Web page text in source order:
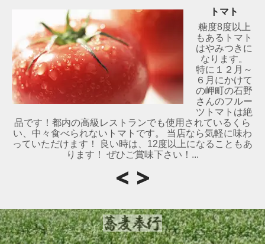
トマト
糖度8度以上
もあるトマト
はやみつきに
なります。
特に１２月～
６月にかけて
の岬町の石野
さんのフルー
ツトマトは絶
品です！都内の高級レストランでも使用されているくら
い、中々食べられないトマトです。 当店なら気軽に味わ
っていただけます！ 良い時は、12度以上になることもあ
ります！ ぜひご賞味下さい！...